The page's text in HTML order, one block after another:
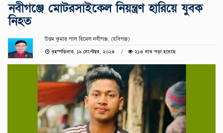
নবীগঞ্জে মোটরসাইকেল নিয়ন্ত্রণ হারিয়ে যুবক
নিহত
উত্তম কুমার পাল হিমেল নবীগঞ্জ, (হবিগঞ্জ)
বৃহস্পতিবার, ১৯ সেপ্টেম্বর, ২০২৪
২১৪ বার পড়া হয়েছে